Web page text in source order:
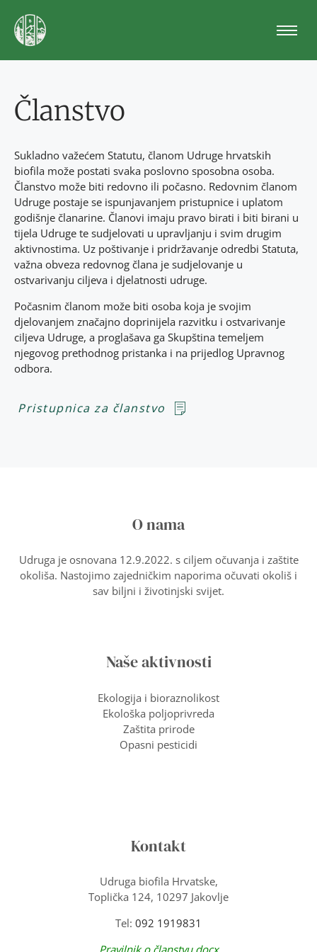
content
Članstvo
Sukladno važećem Statutu, članom Udruge hrvatskih
biofila može postati svaka poslovno sposobna osoba.
Članstvo može biti redovno ili počasno. Redovnim članom
Udruge postaje se ispunjavanjem pristupnice i uplatom
godišnje članarine. Članovi imaju pravo birati i biti birani u
tijela Udruge te sudjelovati u upravljanju i svim drugim
aktivnostima. Uz poštivanje i pridržavanje odredbi Statuta,
važna obveza redovnog člana je sudjelovanje u
ostvarivanju ciljeva i djelatnosti udruge.
Počasnim članom može biti osoba koja je svojim
djelovanjem značajno doprinijela razvitku i ostvarivanje
ciljeva Udruge, a proglašava ga Skupština temeljem
njegovog prethodnog pristanka i na prijedlog Upravnog
odbora.
Pristupnica za članstvo
O nama
Udruga je osnovana 12.9.2022. s ciljem očuvanja i zaštite
okoliša. Nastojimo zajedničkim naporima očuvati okoliš i
sav biljni i životinjski svijet.
Naše aktivnosti
Ekologija i bioraznolikost
Ekološka poljoprivreda
Zaštita prirode
Opasni pesticidi
Kontakt
Udruga biofila Hrvatske,
Toplička 124, 10297 Jakovlje
Tel: 092 1919831